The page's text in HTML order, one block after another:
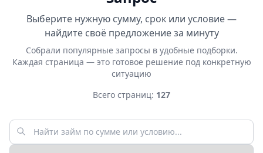
Выберите нужную сумму, срок или условие —
найдите своё предложение за минуту
Собрали популярные запросы в удобные подборки.
Каждая страница — это готовое решение под конкретную
ситуацию
Всего страниц: 127